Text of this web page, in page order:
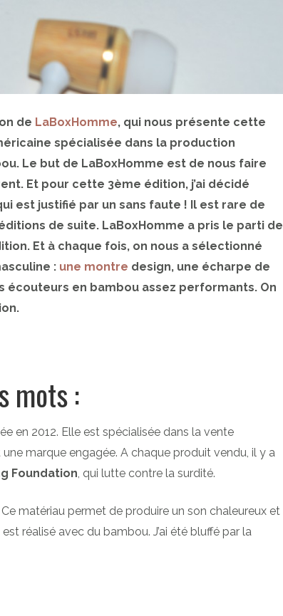
de LaBoxHomme, qui nous présente cette
spécialisée dans la production
Le but de LaBoxHomme est de nous faire
Et pour cette 3ème édition, j’ai décidé
est justifié par un sans faute ! Il est rare de
de suite. LaBoxHomme a pris le parti de
Et à chaque fois, on nous a sélectionné
: une montre design, une écharpe de
en bambou assez performants. On
mots :
en 2012. Elle est spécialisée dans la vente
une marque engagée. A chaque produit vendu, il y a
Foundation , qui lutte contre la surdité.
matériau permet de produire un son chaleureux et
est réalisé avec du bambou. J’ai été bluffé par la